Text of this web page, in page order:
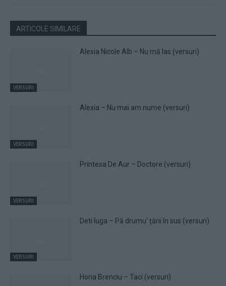
ARTICOLE SIMILARE
VERSURI
Alexia Nicole Alb – Nu mă las (versuri)
VERSURI
Alexia – Nu mai am nume (versuri)
VERSURI
Printesa De Aur – Doctore (versuri)
VERSURI
Deti Iuga – Pă drumu’ țării în sus (versuri)
Horia Brenciu – Taci (versuri)